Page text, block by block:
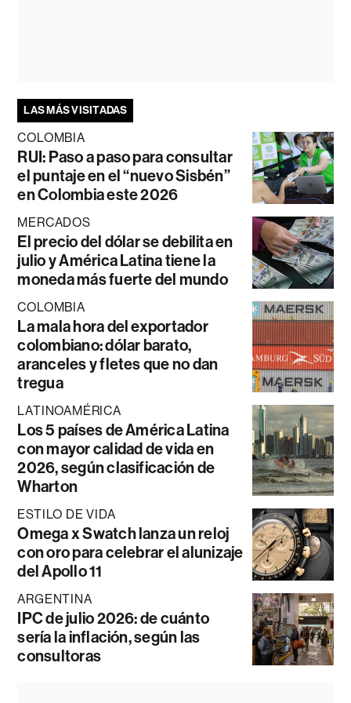
LAS MÁS VISITADAS
COLOMBIA
RUI: Paso a paso para consultar
el puntaje en el “nuevo Sisbén”
en Colombia este 2026
MERCADOS
El precio del dólar se debilita en
julio y América Latina tiene la
moneda más fuerte del mundo
COLOMBIA
La mala hora del exportador
colombiano: dólar barato,
aranceles y fletes que no dan
tregua
LATINOAMÉRICA
Los 5 países de América Latina
con mayor calidad de vida en
2026, según clasificación de
Wharton
ESTILO DE VIDA
Omega x Swatch lanza un reloj
con oro para celebrar el alunizaje
del Apollo 11
ARGENTINA
IPC de julio 2026: de cuánto
sería la inflación, según las
consultoras